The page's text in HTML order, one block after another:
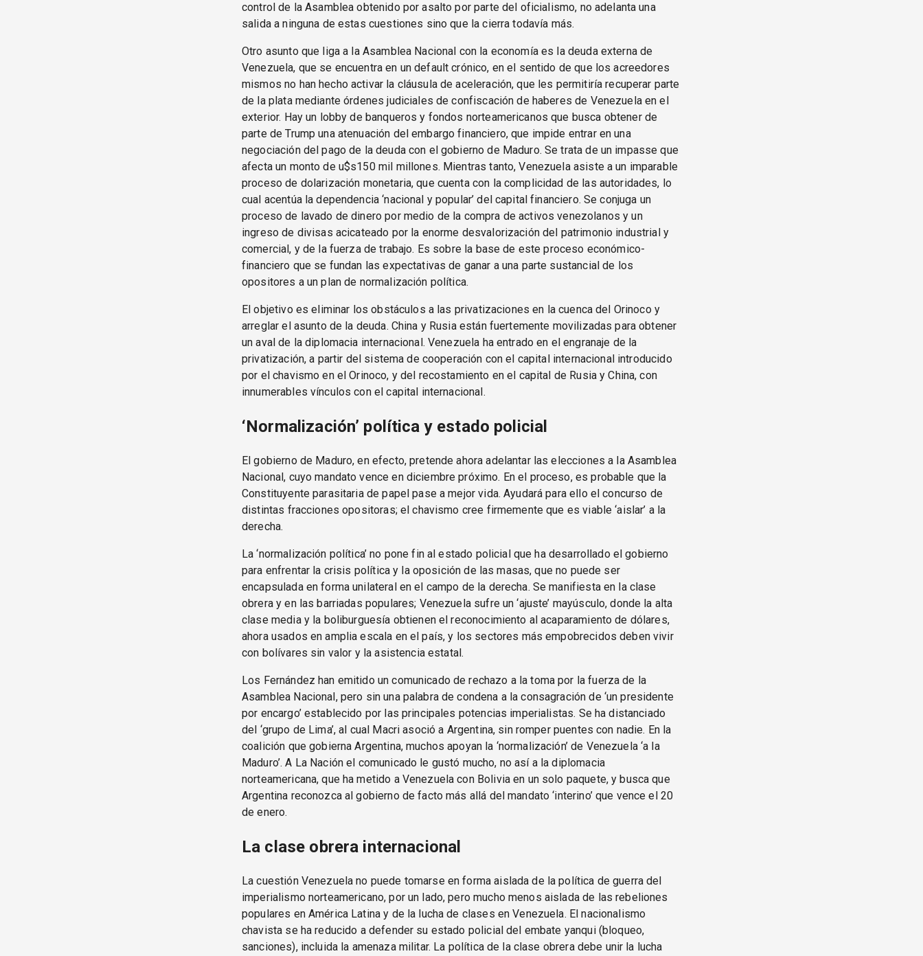
control de la Asamblea obtenido por asalto por parte del oficialismo, no adelanta una
salida a ninguna de estas cuestiones sino que la cierra todavía más.
Otro asunto que liga a la Asamblea Nacional con la economía es la deuda externa de
Venezuela, que se encuentra en un default crónico, en el sentido de que los acreedores
mismos no han hecho activar la cláusula de aceleración, que les permitiría recuperar parte
de la plata mediante órdenes judiciales de confiscación de haberes de Venezuela en el
exterior. Hay un lobby de banqueros y fondos norteamericanos que busca obtener de
parte de Trump una atenuación del embargo financiero, que impide entrar en una
negociación del pago de la deuda con el gobierno de Maduro. Se trata de un impasse que
afecta un monto de u$s150 mil millones. Mientras tanto, Venezuela asiste a un imparable
proceso de dolarización monetaria, que cuenta con la complicidad de las autoridades, lo
cual acentúa la dependencia ‘nacional y popular’ del capital financiero. Se conjuga un
proceso de lavado de dinero por medio de la compra de activos venezolanos y un
ingreso de divisas acicateado por la enorme desvalorización del patrimonio industrial y
comercial, y de la fuerza de trabajo. Es sobre la base de este proceso económico-
financiero que se fundan las expectativas de ganar a una parte sustancial de los
opositores a un plan de normalización política.
El objetivo es eliminar los obstáculos a las privatizaciones en la cuenca del Orinoco y
arreglar el asunto de la deuda. China y Rusia están fuertemente movilizadas para obtener
un aval de la diplomacia internacional. Venezuela ha entrado en el engranaje de la
privatización, a partir del sistema de cooperación con el capital internacional introducido
por el chavismo en el Orinoco, y del recostamiento en el capital de Rusia y China, con
innumerables vínculos con el capital internacional.
‘Normalización’ política y estado policial
El gobierno de Maduro, en efecto, pretende ahora adelantar las elecciones a la Asamblea
Nacional, cuyo mandato vence en diciembre próximo. En el proceso, es probable que la
Constituyente parasitaria de papel pase a mejor vida. Ayudará para ello el concurso de
distintas fracciones opositoras; el chavismo cree firmemente que es viable ‘aislar’ a la
derecha.
La ‘normalización política’ no pone fin al estado policial que ha desarrollado el gobierno
para enfrentar la crisis política y la oposición de las masas, que no puede ser
encapsulada en forma unilateral en el campo de la derecha. Se manifiesta en la clase
obrera y en las barriadas populares; Venezuela sufre un ‘ajuste’ mayúsculo, donde la alta
clase media y la boliburguesía obtienen el reconocimiento al acaparamiento de dólares,
ahora usados en amplia escala en el país, y los sectores más empobrecidos deben vivir
con bolívares sin valor y la asistencia estatal.
Los Fernández han emitido un comunicado de rechazo a la toma por la fuerza de la
Asamblea Nacional, pero sin una palabra de condena a la consagración de ‘un presidente
por encargo’ establecido por las principales potencias imperialistas. Se ha distanciado
del ‘grupo de Lima’, al cual Macri asoció a Argentina, sin romper puentes con nadie. En la
coalición que gobierna Argentina, muchos apoyan la ‘normalización’ de Venezuela ‘a la
Maduro’. A La Nación el comunicado le gustó mucho, no así a la diplomacia
norteamericana, que ha metido a Venezuela con Bolivia en un solo paquete, y busca que
Argentina reconozca al gobierno de facto más allá del mandato ‘interino’ que vence el 20
de enero.
La clase obrera internacional
La cuestión Venezuela no puede tomarse en forma aislada de la política de guerra del
imperialismo norteamericano, por un lado, pero mucho menos aislada de las rebeliones
populares en América Latina y de la lucha de clases en Venezuela. El nacionalismo
chavista se ha reducido a defender su estado policial del embate yanqui (bloqueo,
sanciones), incluida la amenaza militar. La política de la clase obrera debe unir la lucha